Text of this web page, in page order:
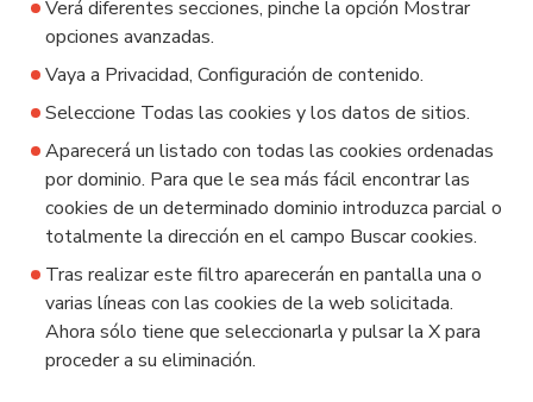
Verá diferentes secciones, pinche la opción Mostrar
opciones avanzadas.
Vaya a Privacidad, Configuración de contenido.
Seleccione Todas las cookies y los datos de sitios.
Aparecerá un listado con todas las cookies ordenadas
por dominio. Para que le sea más fácil encontrar las
cookies de un determinado dominio introduzca parcial o
totalmente la dirección en el campo Buscar cookies.
Tras realizar este filtro aparecerán en pantalla una o
varias líneas con las cookies de la web solicitada.
Ahora sólo tiene que seleccionarla y pulsar la X para
proceder a su eliminación.